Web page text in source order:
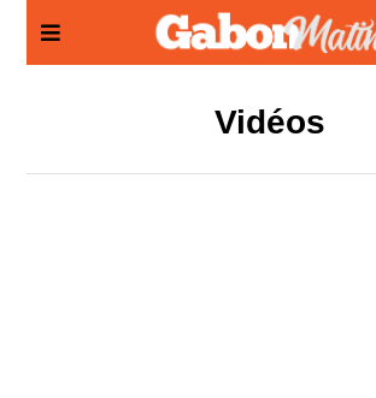
Vidéos
Panneau de gestion des cookies